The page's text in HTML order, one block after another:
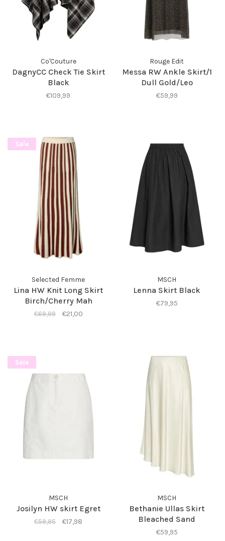
Co'Couture
DagnyCC Check Tie Skirt
Black
€109,99
Rouge Edit
Messa RW Ankle Skirt/1
Dull Gold/Leo
€59,99
Sale
Selected Femme
Lina HW Knit Long Skirt
Birch/Cherry Mah
€69,99 €21,00
MSCH
Lenna Skirt Black
€79,95
Sale
MSCH
Josilyn HW skirt Egret
€59,95 €17,98
MSCH
Bethanie Ullas Skirt
Bleached Sand
€59,95